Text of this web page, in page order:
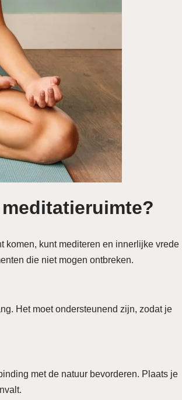
komen, kunt mediteren en innerlijke vrede
die niet mogen ontbreken.
Het moet ondersteunend zijn, zodat je
met de natuur bevorderen. Plaats je